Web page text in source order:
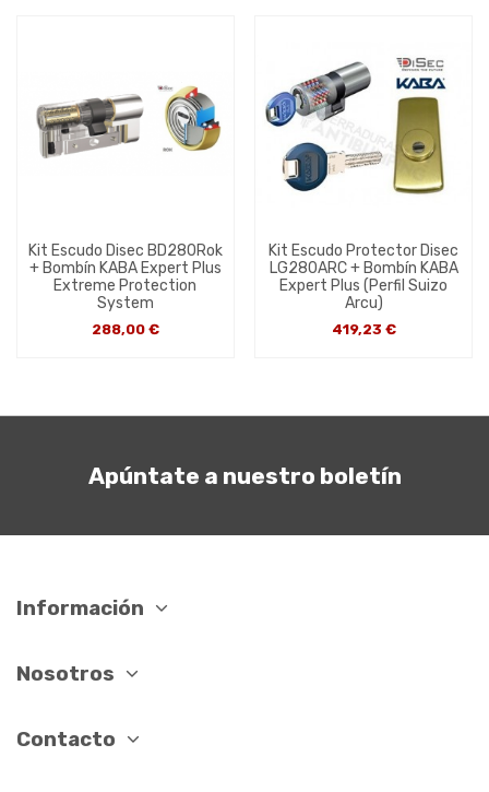
Kit Escudo Disec BD280Rok
+ Bombín KABA Expert Plus
Extreme Protection
System
288,00 €
Kit Escudo Protector Disec
LG280ARC + Bombín KABA
Expert Plus (Perfil Suizo
Arcu)
419,23 €
Apúntate a nuestro boletín
Información
Nosotros
Contacto